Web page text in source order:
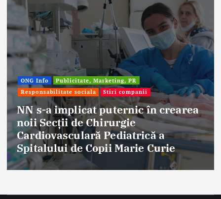
Info
Publicitate, Marketing, PR
sociala
Stiri companii
s-a implicat puternic în crearea
Secții de Chirurgie
Pediatrică a
de Copii Marie Curie
Stiri